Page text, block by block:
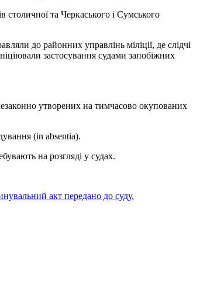
столичної та Черкаського і Сумського
до районних управлінь міліції, де слідчі
застосування судами запобіжних
утворених на тимчасово окупованих
(in absentia).
на розгляді у судах.
акт передано до суду.